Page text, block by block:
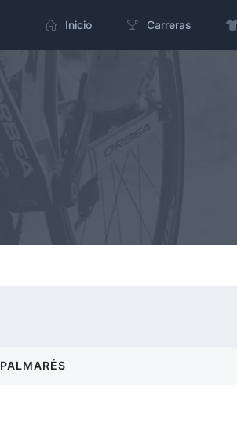
Inicio Carreras
PALMARÉS